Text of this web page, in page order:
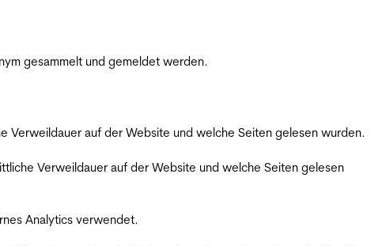
gesammelt und gemeldet werden.
Verweildauer auf der Website und welche Seiten gelesen wurden.
Verweildauer auf der Website und welche Seiten gelesen
Analytics verwendet.